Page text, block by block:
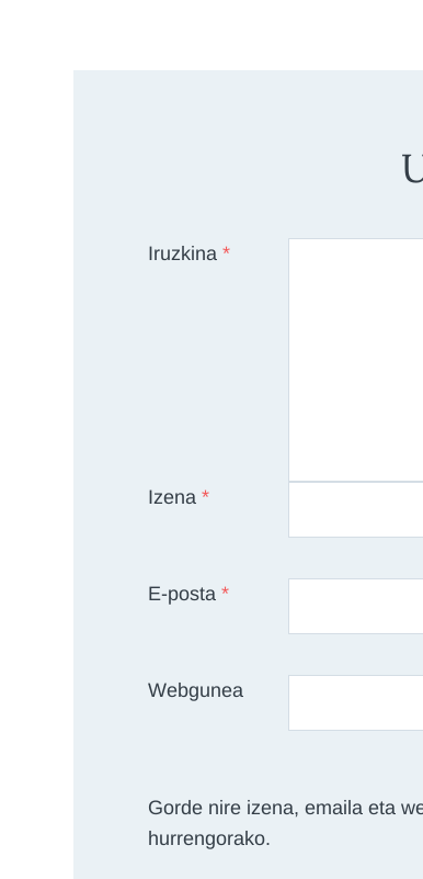
Iruzkina *
Izena *
E-posta *
Webgunea
Gorde nire izena, emaila eta
hurrengorako.